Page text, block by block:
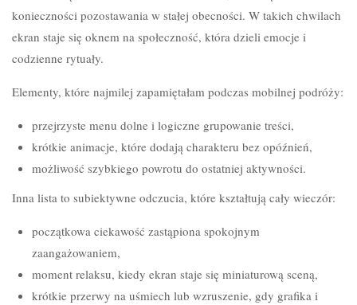
konieczności pozostawania w stałej obecności. W takich chwilach
ekran staje się oknem na społeczność, która dzieli emocje i
codzienne rytuały.
Elementy, które najmilej zapamiętałam podczas mobilnej podróży:
przejrzyste menu dolne i logiczne grupowanie treści,
krótkie animacje, które dodają charakteru bez opóźnień,
możliwość szybkiego powrotu do ostatniej aktywności.
Inna lista to subiektywne odczucia, które kształtują cały wieczór:
początkowa ciekawość zastąpiona spokojnym
zaangażowaniem,
moment relaksu, kiedy ekran staje się miniaturową sceną,
krótkie przerwy na uśmiech lub wzruszenie, gdy grafika i